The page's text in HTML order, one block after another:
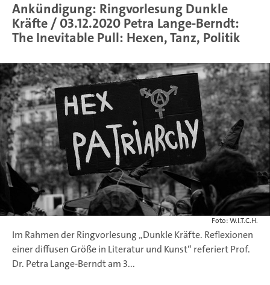
Ankündigung: Ringvorlesung Dunkle
Kräfte / 03.12.2020 Petra Lange-Berndt:
The Inevitable Pull: Hexen, Tanz, Politik
Foto: W.I.T.C.H.
Im Rahmen der Ringvorlesung „Dunkle Kräfte. Reflexionen
einer diffusen Größe in Literatur und Kunst“ referiert Prof.
Dr. Petra Lange-Berndt am 3...